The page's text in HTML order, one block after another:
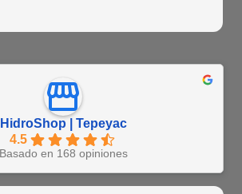
HidroShop | Tepeyac
4.5
Basado en 168 opiniones